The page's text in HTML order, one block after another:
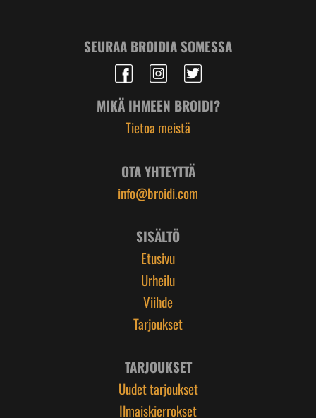
SEURAA BROIDIA SOMESSA
MIKÄ IHMEEN BROIDI?
Tietoa meistä
OTA YHTEYTTÄ
info@broidi.com
SISÄLTÖ
Etusivu
Urheilu
Viihde
Tarjoukset
TARJOUKSET
Uudet tarjoukset
Ilmaiskierrokset